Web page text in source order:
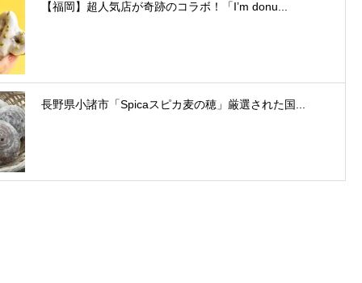
【福岡】超人気店が奇跡のコラボ！「I’m donu...
長野県小諸市「Spicaスピカ麦の穂」厳選された国...